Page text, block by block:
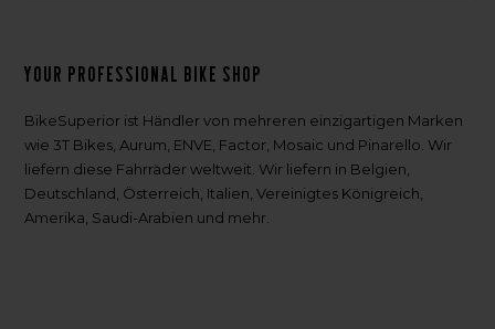
Your professional bike shop
BikeSuperior ist Händler von mehreren einzigartigen Marken
wie 3T Bikes, Aurum, ENVE, Factor, Mosaic und Pinarello. Wir
liefern diese Fahrräder weltweit. Wir liefern in Belgien,
Deutschland, Österreich, Italien, Vereinigtes Königreich,
Amerika, Saudi-Arabien und mehr.